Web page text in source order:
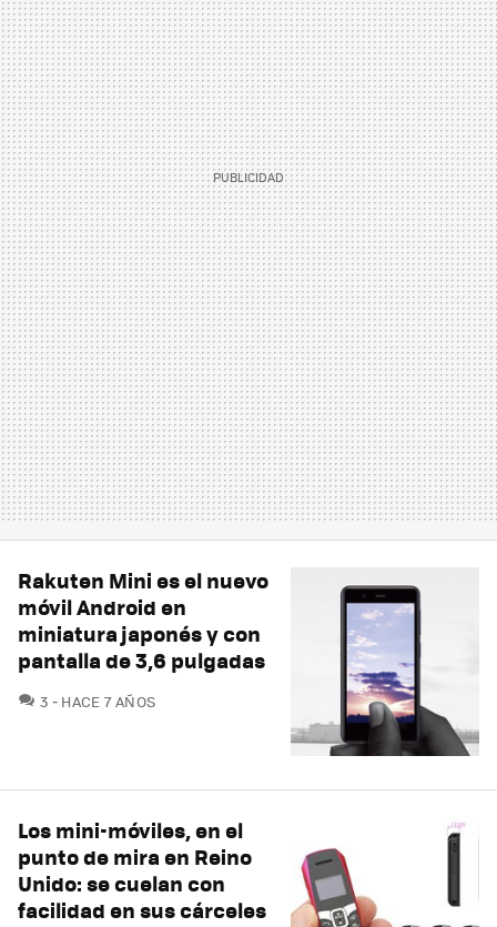
Rakuten Mini es el nuevo
móvil Android en
miniatura japonés y con
pantalla de 3,6 pulgadas
3 COMENTARIOS
HACE 7 AÑOS
Los mini-móviles, en el
punto de mira en Reino
Unido: se cuelan con
facilidad en sus cárceles